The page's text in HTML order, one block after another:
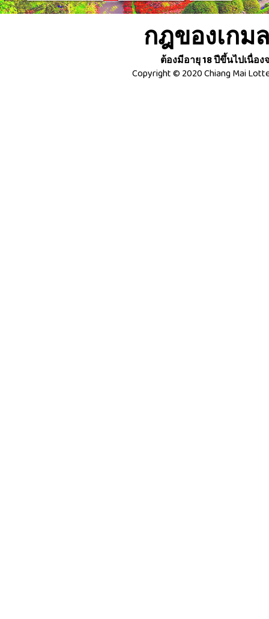
กฎของเกม
ต้องมีอายุ 18 ปีขึ้นไปเนื่อ
Copyright © 2020 Chiang Mai